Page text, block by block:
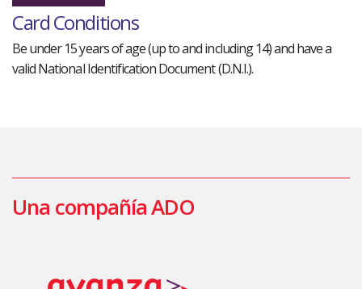
Card Conditions
Be under 15 years of age (up to and including 14) and have a
valid National Identification Document (D.N.I.).
Una compañía ADO